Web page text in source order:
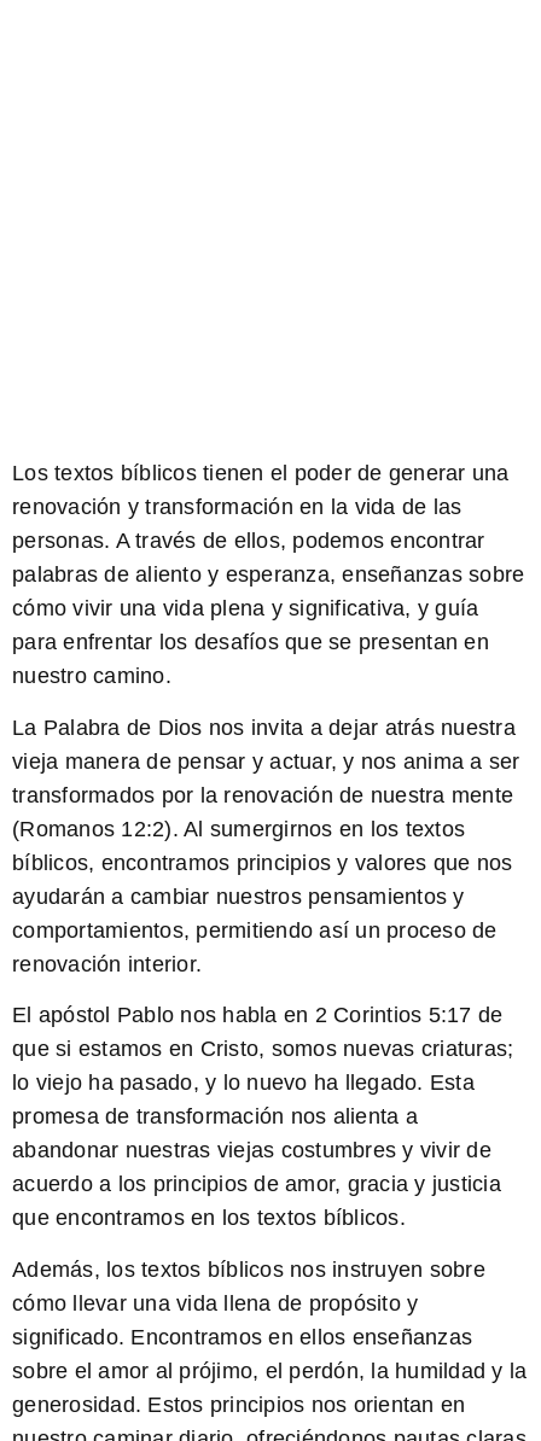
Los textos bíblicos tienen el poder de generar una
renovación y transformación en la vida de las
personas. A través de ellos, podemos encontrar
palabras de aliento y esperanza, enseñanzas sobre
cómo vivir una vida plena y significativa, y guía
para enfrentar los desafíos que se presentan en
nuestro camino.
La Palabra de Dios nos invita a dejar atrás nuestra
vieja manera de pensar y actuar, y nos anima a ser
transformados por la renovación de nuestra mente
(Romanos 12:2). Al sumergirnos en los textos
bíblicos, encontramos principios y valores que nos
ayudarán a cambiar nuestros pensamientos y
comportamientos, permitiendo así un proceso de
renovación interior.
El apóstol Pablo nos habla en 2 Corintios 5:17 de
que si estamos en Cristo, somos nuevas criaturas;
lo viejo ha pasado, y lo nuevo ha llegado. Esta
promesa de transformación nos alienta a
abandonar nuestras viejas costumbres y vivir de
acuerdo a los principios de amor, gracia y justicia
que encontramos en los textos bíblicos.
Además, los textos bíblicos nos instruyen sobre
cómo llevar una vida llena de propósito y
significado. Encontramos en ellos enseñanzas
sobre el amor al prójimo, el perdón, la humildad y la
generosidad. Estos principios nos orientan en